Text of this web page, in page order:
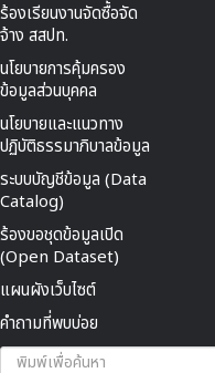
ร้องเรียนงานจัดซื้อจัด
จ้าง สสปท.
นโยบายการคุ้มครอง
ข้อมูลส่วนบุคคล
นโยบายและแนวทาง
ปฏิบัติธรรมาภิบาลข้อมูล
ระบบบัญชีข้อมูล (Data
Catalog)
ร้องขอชุดข้อมูลเปิด
(Open Dataset)
แผนผังเว็บไซต์
คำถามที่พบบ่อย
ค้นหา...